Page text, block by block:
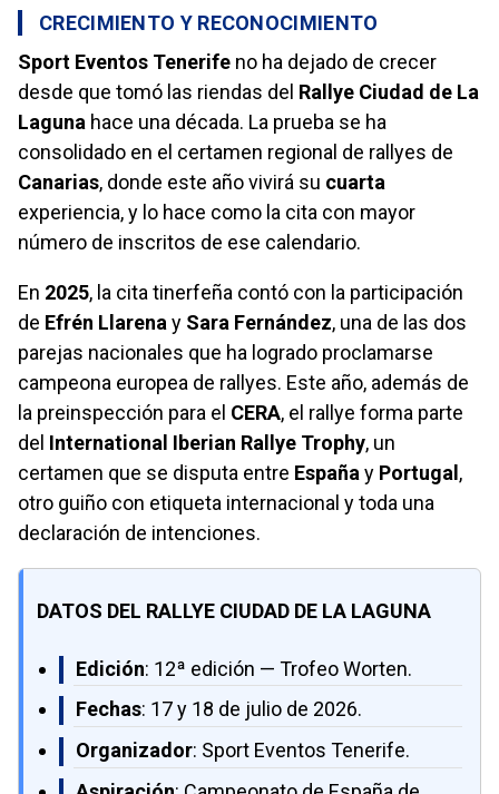
CRECIMIENTO Y RECONOCIMIENTO
Sport Eventos Tenerife no ha dejado de crecer
desde que tomó las riendas del Rallye Ciudad de La
Laguna hace una década. La prueba se ha
consolidado en el certamen regional de rallyes de
Canarias, donde este año vivirá su cuarta
experiencia, y lo hace como la cita con mayor
número de inscritos de ese calendario.
En 2025, la cita tinerfeña contó con la participación
de Efrén Llarena y Sara Fernández, una de las dos
parejas nacionales que ha logrado proclamarse
campeona europea de rallyes. Este año, además de
la preinspección para el CERA, el rallye forma parte
del International Iberian Rallye Trophy, un
certamen que se disputa entre España y Portugal,
otro guiño con etiqueta internacional y toda una
declaración de intenciones.
DATOS DEL RALLYE CIUDAD DE LA LAGUNA
Edición: 12ª edición — Trofeo Worten.
Fechas: 17 y 18 de julio de 2026.
Organizador: Sport Eventos Tenerife.